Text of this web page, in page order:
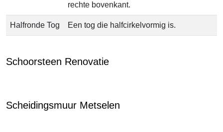
rechte bovenkant.
Halfronde Tog Een tog die halfcirkelvormig is.
Schoorsteen Renovatie
Scheidingsmuur Metselen